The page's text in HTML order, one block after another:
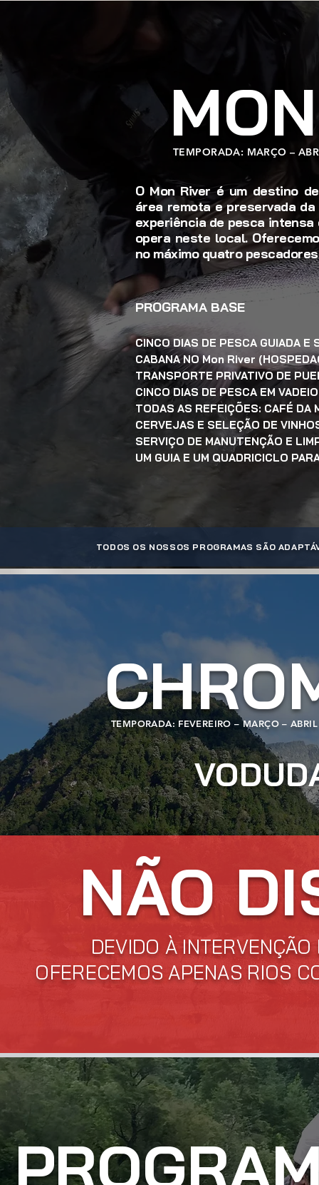
TEMPORADA: MARÇO –
O Mon River é um destino
área remota e preservada
experiência de pesca intensa
opera neste local.
no máximo quatro
PROGRAMA BASE
CINCO DIAS DE PESCA GUIADA E
CABANA NO Mon River
TRANSPORTE PRIVATIVO DE
CINCO DIAS DE PESCA EM
TODAS AS REFEIÇÕES: CAFÉ DA
CERVEJAS E SELEÇÃO DE
SERVIÇO DE MANUTENÇÃO E
UM GUIA E UM QUADRICICLO
TODOS OS NOSSOS PROGRAMAS SÃO
TEMPORADA: FEVEREIRO – MARÇO – ABRIL
NÃO
DEVIDO À
OFERECEMOS APENAS RIOS